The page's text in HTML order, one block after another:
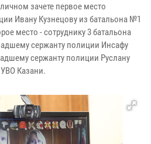
зачете первое место
Ивану Кузнецову из батальона №1
место - сотруднику 3 батальона
сержанту полиции Инсафу
сержанту полиции Руслану
Казани.